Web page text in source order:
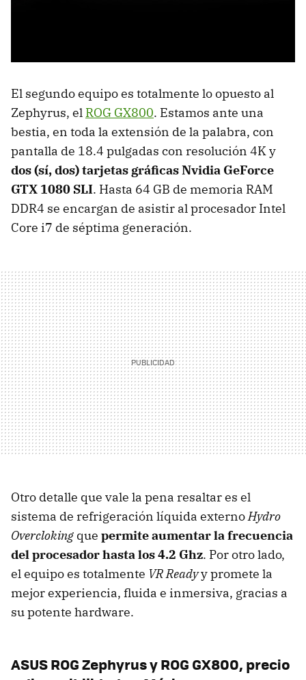
El segundo equipo es totalmente lo opuesto al
Zephyrus, el ROG GX800. Estamos ante una
bestia, en toda la extensión de la palabra, con
pantalla de 18.4 pulgadas con resolución 4K y
dos (sí, dos) tarjetas gráficas Nvidia GeForce
GTX 1080 SLI. Hasta 64 GB de memoria RAM
DDR4 se encargan de asistir al procesador Intel
Core i7 de séptima generación.
Otro detalle que vale la pena resaltar es el
sistema de refrigeración líquida externoHydro
Overcloking que permite aumentar la frecuencia
del procesador hasta los 4.2 Ghz. Por otro lado,
el equipo es totalmente VR Readyy promete la
mejor experiencia, fluida e inmersiva, gracias a
su potente hardware.
ASUS ROG Zephyrus y ROG GX800, precio